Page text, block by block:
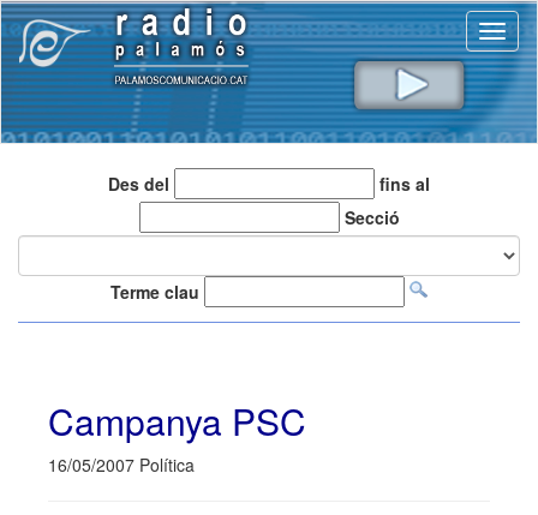
Des del
fins al
Secció
Terme clau
Campanya PSC
16/05/2007 Política